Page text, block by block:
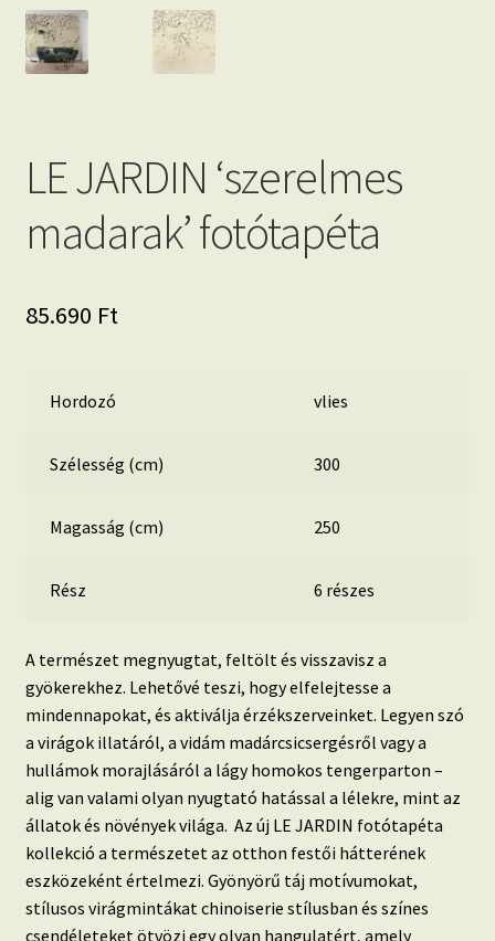
LE JARDIN ‘szerelmes
madarak’ fotótapéta
85.690 Ft
Hordozó vlies
Szélesség (cm) 300
Magasság (cm) 250
Rész 6 részes
A természet megnyugtat, feltölt és visszavisz a
gyökerekhez. Lehetővé teszi, hogy elfelejtesse a
mindennapokat, és aktiválja érzékszerveinket. Legyen szó
a virágok illatáról, a vidám madárcsicsergésről vagy a
hullámok morajlásáról a lágy homokos tengerparton –
alig van valami olyan nyugtató hatással a lélekre, mint az
állatok és növények világa. Az új LE JARDIN fotótapéta
kollekció a természetet az otthon festői hátterének
eszközeként értelmezi. Gyönyörű táj motívumokat,
stílusos virágmintákat chinoiserie stílusban és színes
csendéleteket ötvözi egy olyan hangulatért, amely